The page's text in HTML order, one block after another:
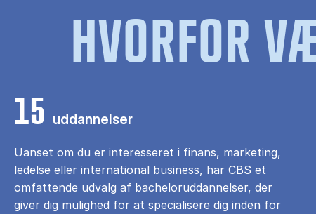
HVORFOR
15 uddannelser
Uanset om du er interesseret i finans, marketing,
ledelse eller international business, har CBS et
omfattende udvalg af bacheloruddannelser, der
giver dig mulighed for at specialisere dig inden for